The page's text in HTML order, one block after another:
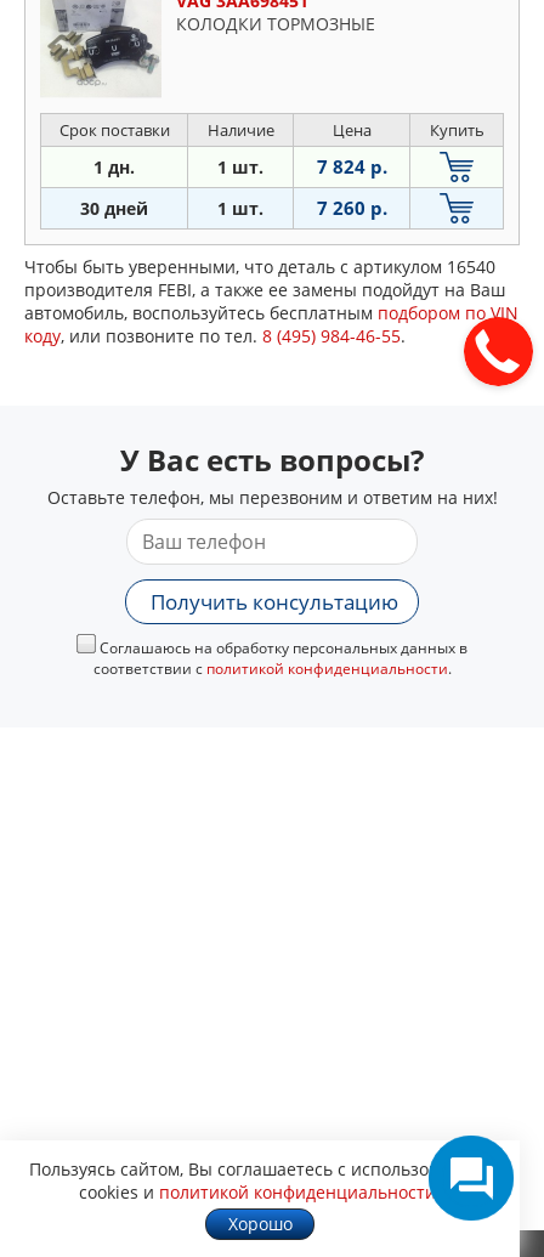
КОЛОДКИ ТОРМОЗНЫЕ
Срок поставки Наличие Цена Купить
1 дн. 1 шт. 7 824 р.
30 дней 1 шт. 7 260 р.
Чтобы быть уверенными, что деталь с артикулом 16540
производителя FEBI, а также ее замены подойдут на Ваш
автомобиль, воспользуйтесь бесплатным подбором по VIN
коду, или позвоните по тел. 8 (495) 984-46-55.
У Вас есть вопросы?
Оставьте телефон, мы перезвоним и ответим на них!
Получить консультацию
Соглашаюсь на обработку персональных данных в
соответствии с политикой конфиденциальности.
Пользуясь сайтом, Вы соглашаетесь с использованием
cookies и политикой конфиденциальности
Хорошо